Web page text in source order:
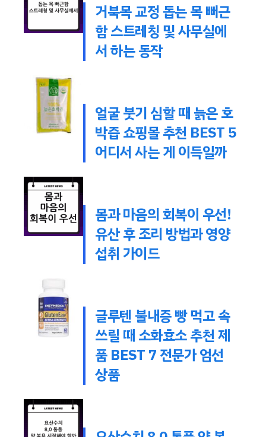
거북목 교정 돕는 목 뻐근
함 스트레칭 및 사무실에
서 하는 동작
얼굴 붓기 심할 때 늙은 호
박즙 쇼핑몰 추천 BEST 5
어디서 사는 게 이득일까
몸과 마음의 회복이 우선!
유산 후 조리 방법과 영양
섭취 가이드
글루텐 불내증 빵 먹고 속
쓰릴 때 소화효소 추천 제
품 BEST 7 전문가 엄선
상품